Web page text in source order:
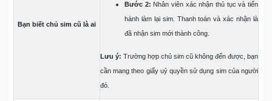
Bạn biết chủ sim cũ là ai
Bước 2: Nhân viên xác nhận thủ tục và tiến
hành làm lại sim. Thanh toán và xác nhận là
đã nhận sim mới thành công.
Lưu ý: Trường hợp chủ sim cũ không đến được, bạn
cần mang theo giấy uỷ quyền sử dụng sim của người
đó.